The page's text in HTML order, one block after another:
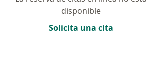
disponible
Solicita una cita